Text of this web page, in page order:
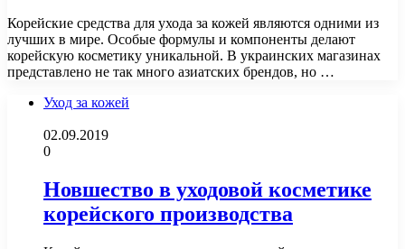
Корейские средства для ухода за кожей являются одними из
лучших в мире. Особые формулы и компоненты делают
корейскую косметику уникальной. В украинских магазинах
представлено не так много азиатских брендов, но …
Уход за кожей
02.09.2019
0
Новшество в уходовой косметике
корейского производства